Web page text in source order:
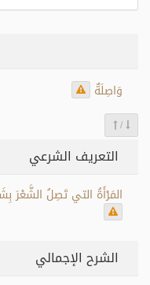
وَاصِلَةٌ
/
التعريف الشرعي
المَرْأَةُ التي تَصِلُ الشَّعْرَ
الشرح الإجمالي